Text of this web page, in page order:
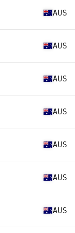
AUS
AUS
AUS
AUS
AUS
AUS
AUS